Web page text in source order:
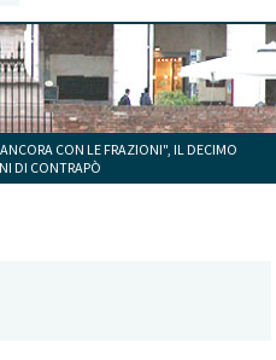
CON LE FRAZIONI", IL DECIMO
DI CONTRAPÒ